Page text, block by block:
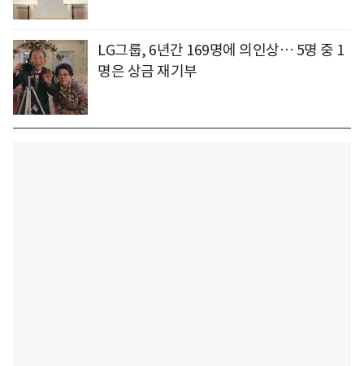
LG그룹, 6년간 169명에 의인상… 5명 중 1
명은 상금 재기부